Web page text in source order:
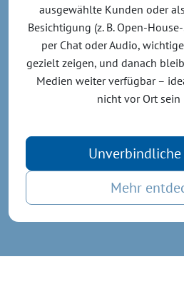
ausgewählte Kunden oder
Besichtigung (z. B. Open-
per Chat oder Audio,
gezielt zeigen, und danach
Medien weiter verfügbar –
nicht vor Ort sein
Unverbindliche
Mehr